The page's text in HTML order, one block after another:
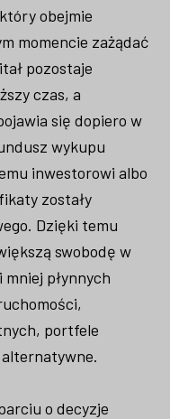
obejmie
momencie zażądać
pozostaje
czas, a
się dopiero w
wykupu
inwestorowi albo
zostały
Dzięki temu
swobodę w
płynnych
portfele
o decyzje